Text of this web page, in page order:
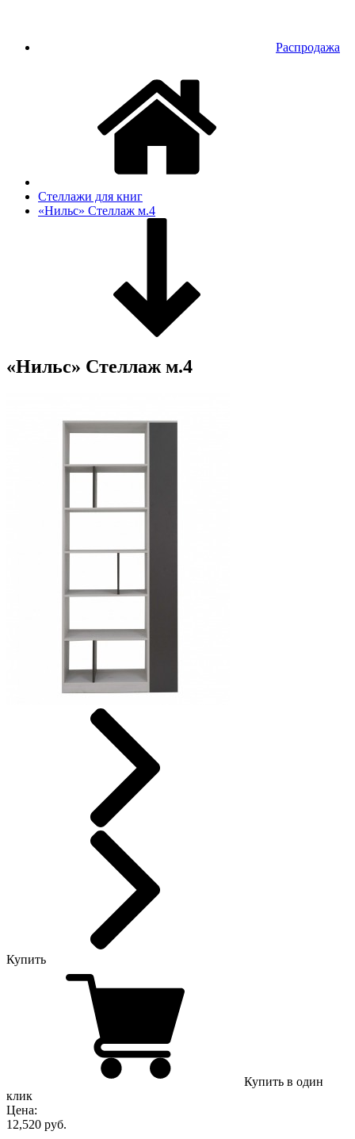
Распродажа
Стеллажи для книг
«Нильс» Стеллаж м.4
«Нильс» Стеллаж м.4
Купить
Купить в один
клик
Цена:
12,520 руб.